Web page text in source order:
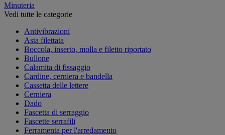
Minuteria
Vedi tutte le categorie
Antivibrazioni
Asta filettata
Boccola, inserto, molla e filetto riportato
Bullone
Calamita di fissaggio
Cardine, cerniera e bandella
Cassetta delle lettere
Cerniera
Dado
Fascetta di serraggio
Fascette serrafili
Ferramenta per l'arredamento